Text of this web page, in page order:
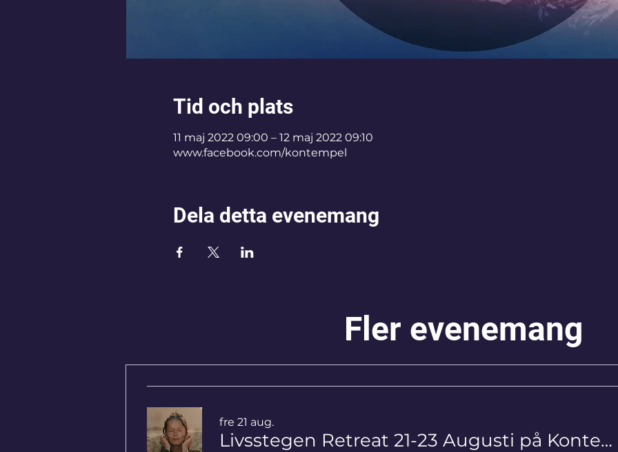
Tid och plats
11 maj 2022 09:00 – 12 maj 2022 09:10
www.facebook.com/kontempel
Dela detta evenemang
Fler evenemang
fre 21 aug.
Livsstegen Retreat 21-23 Augusti på Kontempel